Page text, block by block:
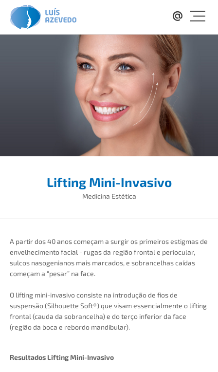
Lifting Mini-Invasivo
Medicina Estética
A partir dos 40 anos começam a surgir os primeiros estigmas de
envelhecimento facial - rugas da região frontal e periocular,
sulcos nasogenianos mais marcados, e sobrancelhas caídas
começam a “pesar” na face.
O lifting mini-invasivo consiste na introdução de fios de
suspensão (Silhouette Soft®) que visam essencialmente o lifting
frontal (cauda da sobrancelha) e do terço inferior da face
(região da boca e rebordo mandibular).
Resultados Lifting Mini-Invasivo